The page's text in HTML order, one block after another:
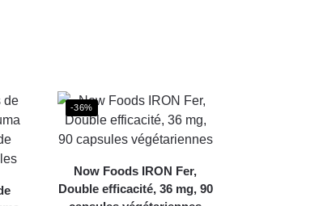
-36%
Now Foods IRON Fer,
Double efficacité, 36 mg, 90